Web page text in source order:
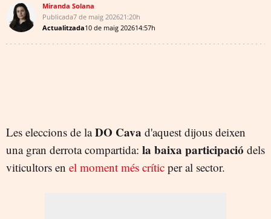
Miranda Solana
Publicada7 de maig 202621:20h
Actualitzada10 de maig 202614:57h
Les eleccions de laDO Cava d'aquest dijous deixen
una gran derrota compartida: la baixa participació dels
viticultors en el moment més crític per al sector.